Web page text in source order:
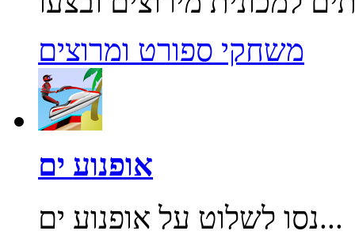
משחקי ספורט ומרוצים
אופנוע ים
נסו לשלוט על אופנוע ים...